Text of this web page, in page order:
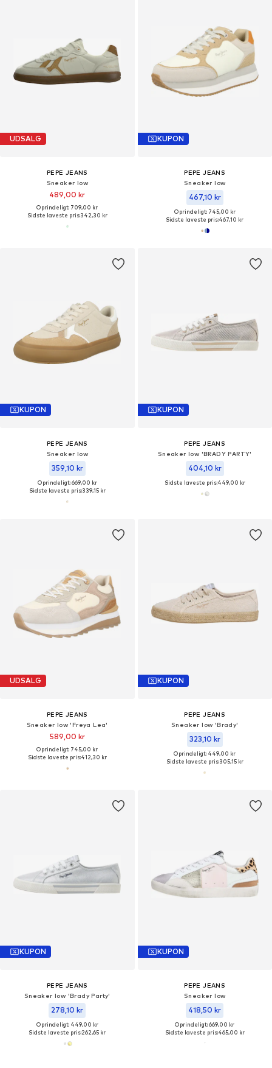
UDSALG
PEPE JEANS
Sneaker low
489,00 kr
Oprindeligt: 709,00 kr
Sidste laveste pris:342,30 kr
KUPON
PEPE JEANS
Sneaker low
467,10 kr
Oprindeligt: 745,00 kr
Sidste laveste pris:467,10 kr
KUPON
PEPE JEANS
Sneaker low
359,10 kr
Oprindeligt: 669,00 kr
Sidste laveste pris:339,15 kr
KUPON
PEPE JEANS
Sneaker low 'BRADY PARTY'
404,10 kr
Sidste laveste pris:449,00 kr
UDSALG
PEPE JEANS
Sneaker low 'Freya Lea'
589,00 kr
Oprindeligt: 745,00 kr
Sidste laveste pris:412,30 kr
KUPON
PEPE JEANS
Sneaker low 'Brady'
323,10 kr
Oprindeligt: 449,00 kr
Sidste laveste pris:305,15 kr
KUPON
PEPE JEANS
Sneaker low 'Brady Party'
278,10 kr
Oprindeligt: 449,00 kr
Sidste laveste pris:262,65 kr
KUPON
PEPE JEANS
Sneaker low
418,50 kr
Oprindeligt: 669,00 kr
Sidste laveste pris:465,00 kr